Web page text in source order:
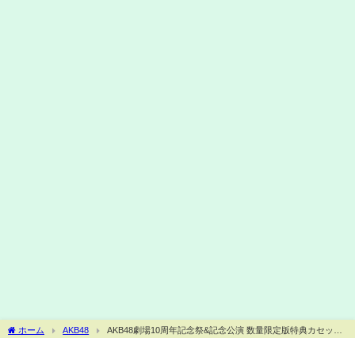
ホーム AKB48
AKB48劇場10周年記念祭&記念公演 数量限定版特典カセット